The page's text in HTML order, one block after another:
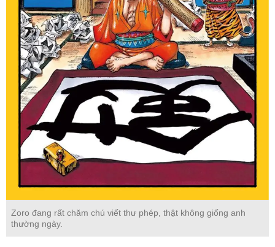
Zoro đang rất chăm chú viết thư phép, thật không giống anh
thường ngày.